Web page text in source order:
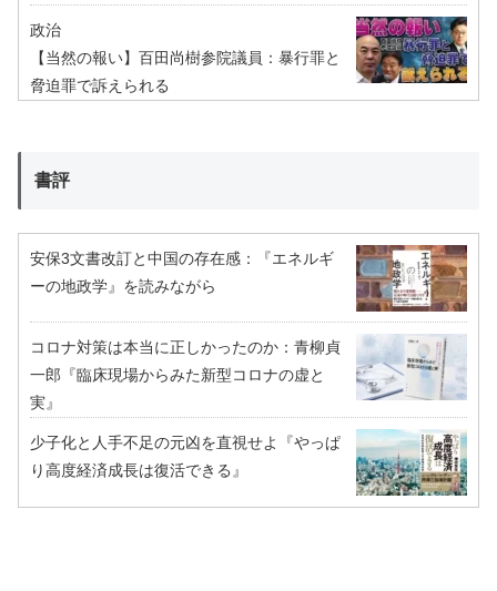
政治
【当然の報い】百田尚樹参院議員：暴行罪と
脅迫罪で訴えられる
書評
安保3文書改訂と中国の存在感：『エネルギ
ーの地政学』を読みながら
コロナ対策は本当に正しかったのか：青柳貞
一郎『臨床現場からみた新型コロナの虚と
実』
少子化と人手不足の元凶を直視せよ『やっぱ
り高度経済成長は復活できる』